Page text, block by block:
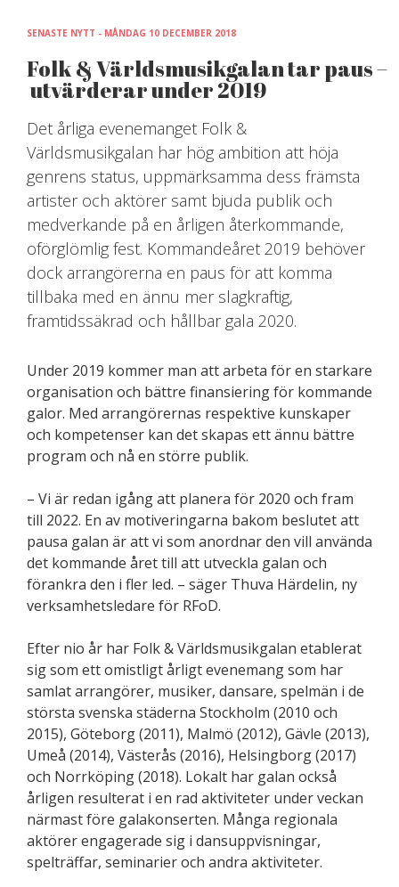
SENASTE NYTT - MÅNDAG 10 DECEMBER 2018
Folk & Världsmusikgalan tar paus –
utvärderar under 2019
Det årliga evenemanget Folk &
Världsmusikgalan har hög ambition att höja
genrens status, uppmärksamma dess främsta
artister och aktörer samt bjuda publik och
medverkande på en årligen återkommande,
oförglömlig fest. Kommandeåret 2019 behöver
dock arrangörerna en paus för att komma
tillbaka med en ännu mer slagkraftig,
framtidssäkrad och hållbar gala 2020.
Under 2019 kommer man att arbeta för en starkare
organisation och bättre finansiering för kommande
galor. Med arrangörernas respektive kunskaper
och kompetenser kan det skapas ett ännu bättre
program och nå en större publik.
– Vi är redan igång att planera för 2020 och fram
till 2022. En av motiveringarna bakom beslutet att
pausa galan är att vi som anordnar den vill använda
det kommande året till att utveckla galan och
förankra den i fler led. – säger Thuva Härdelin, ny
verksamhetsledare för RFoD.
Efter nio år har Folk & Världsmusikgalan etablerat
sig som ett omistligtårligt evenemang som har
samlat arrangörer, musiker, dansare, spelmän i de
största svenska städerna Stockholm (2010 och
2015), Göteborg (2011), Malmö (2012), Gävle (2013),
Umeå (2014), Västerås (2016), Helsingborg (2017)
och Norrköping (2018). Lokalt har galan också
årligen resulterat i en rad aktiviteter under veckan
närmast före galakonserten. Många regionala
aktörer engagerade sig i dansuppvisningar,
spelträffar, seminarier och andra aktiviteter.